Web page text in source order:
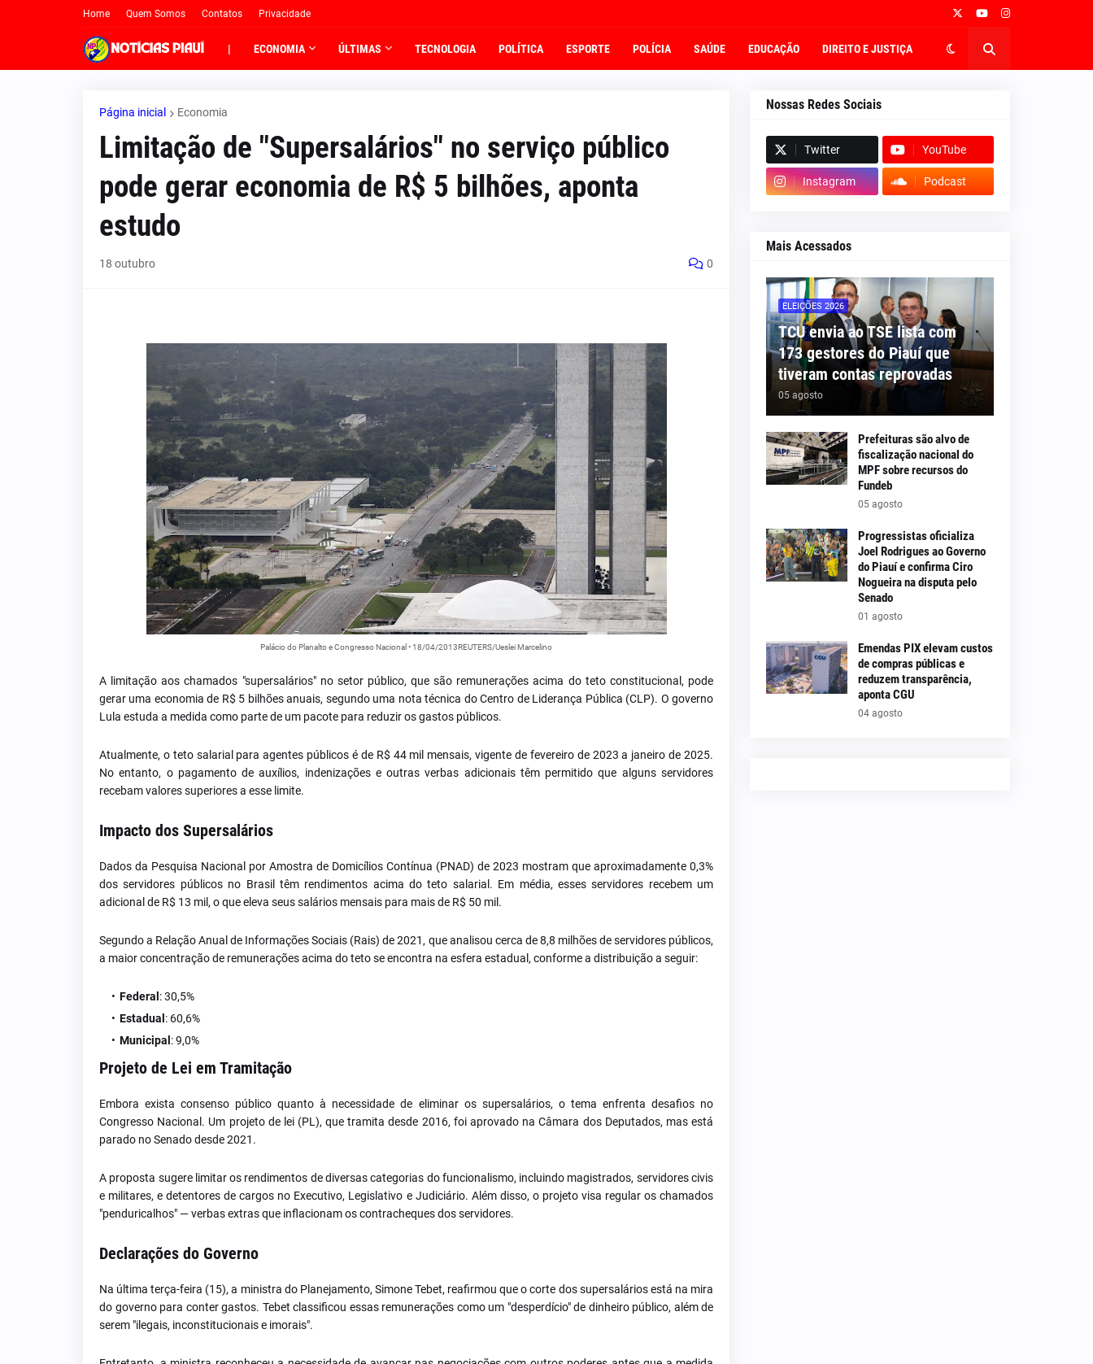
Home Quem Somos Contatos Privacidade
| ECONOMIA ÚLTIMAS TECNOLOGIA POLÍTICA ESPORTE POLÍCIA SAÚDE EDUCAÇÃO DIREITO E JUSTIÇA
Página inicial Economia
Limitação de "Supersalários" no serviço público
pode gerar economia de R$ 5 bilhões, aponta
estudo
18 outubro 0
Palácio do Planalto e Congresso Nacional • 18/04/2013REUTERS/Ueslei Marcelino
A limitação aos chamados "supersalários" no setor público, que são remunerações acima do teto constitucional, pode
gerar uma economia de R$ 5 bilhões anuais, segundo uma nota técnica do Centro de Liderança Pública (CLP). O governo
Lula estuda a medida como parte de um pacote para reduzir os gastos públicos.
Atualmente, o teto salarial para agentes públicos é de R$ 44 mil mensais, vigente de fevereiro de 2023 a janeiro de 2025.
No entanto, o pagamento de auxílios, indenizações e outras verbas adicionais têm permitido que alguns servidores
recebam valores superiores a esse limite.
Impacto dos Supersalários
Dados da Pesquisa Nacional por Amostra de Domicílios Contínua (PNAD) de 2023 mostram que aproximadamente 0,3%
dos servidores públicos no Brasil têm rendimentos acima do teto salarial. Em média, esses servidores recebem um
adicional de R$ 13 mil, o que eleva seus salários mensais para mais de R$ 50 mil.
Segundo a Relação Anual de Informações Sociais (Rais) de 2021, que analisou cerca de 8,8 milhões de servidores públicos,
a maior concentração de remunerações acima do teto se encontra na esfera estadual, conforme a distribuição a seguir:
Federal : 30,5%
Estadual : 60,6%
Municipal : 9,0%
Projeto de Lei em Tramitação
Embora exista consenso público quanto à necessidade de eliminar os supersalários, o tema enfrenta desafios no
Congresso Nacional. Um projeto de lei (PL), que tramita desde 2016, foi aprovado na Câmara dos Deputados, mas está
parado no Senado desde 2021.
A proposta sugere limitar os rendimentos de diversas categorias do funcionalismo, incluindo magistrados, servidores civis
e militares, e detentores de cargos no Executivo, Legislativo e Judiciário. Além disso, o projeto visa regular os chamados
"penduricalhos" — verbas extras que inflacionam os contracheques dos servidores.
Declarações do Governo
Na última terça-feira (15), a ministra do Planejamento, Simone Tebet, reafirmou que o corte dos supersalários está na mira
do governo para conter gastos. Tebet classificou essas remunerações como um "desperdício" de dinheiro público, além de
serem "ilegais, inconstitucionais e imorais".
Nossas Redes Sociais
Twitter YouTube
Instagram Podcast
Mais Acessados
ELEIÇÕES 2026
TCU envia ao TSE lista com
173 gestores do Piauí que
tiveram contas reprovadas
05 agosto
Prefeituras são alvo de
fiscalização nacional do
MPF sobre recursos do
Fundeb
05 agosto
Progressistas oficializa
Joel Rodrigues ao Governo
do Piauí e confirma Ciro
Nogueira na disputa pelo
Senado
01 agosto
Emendas PIX elevam custos
de compras públicas e
reduzem transparência,
aponta CGU
04 agosto